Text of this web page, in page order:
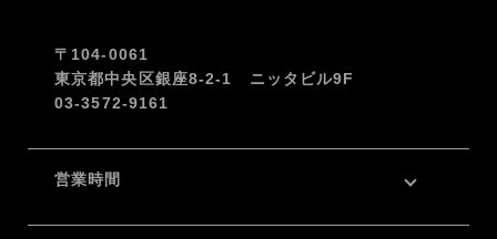
〒104-0061
東京都中央区銀座8-2-1 ニッタビル9F
03-3572-9161
営業時間